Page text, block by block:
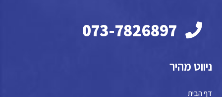
ניווט מהיר
דף הבית